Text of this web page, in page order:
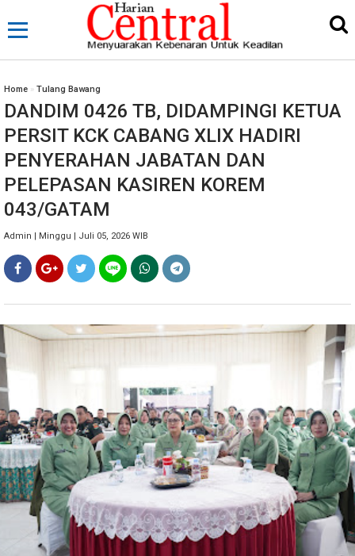
Home » Tulang Bawang
DANDIM 0426 TB, DIDAMPINGI KETUA
PERSIT KCK CABANG XLIX HADIRI
PENYERAHAN JABATAN DAN
PELEPASAN KASIREN KOREM
043/GATAM
Admin | Minggu | Juli 05, 2026 WIB